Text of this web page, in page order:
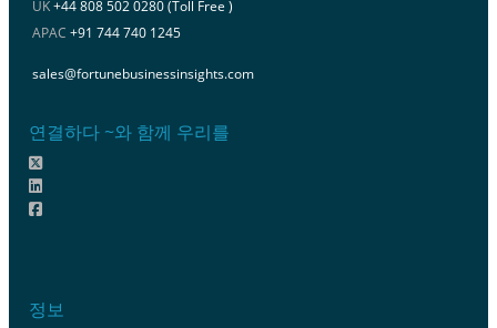
UK+44 808 502 0280 (Toll Free )
APAC +91 744 740 1245
sales@fortunebusinessinsights.com
연결하다 ~와 함께 우리를
정보